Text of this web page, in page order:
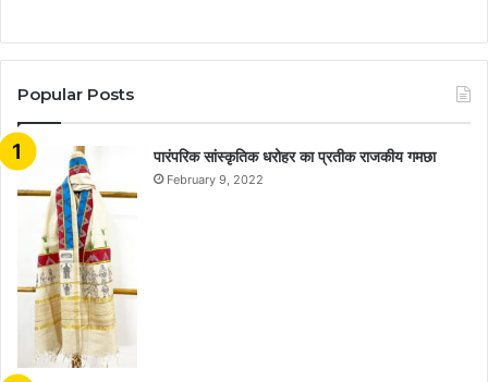
Popular Posts
​​​​​​​पारंपरिक सांस्कृतिक धरोहर का प्रतीक राजकीय गमछा
February 9, 2022